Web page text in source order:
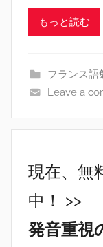
もっと読む
フランス語
Leave a
現在、無
中！ >>
発音重視